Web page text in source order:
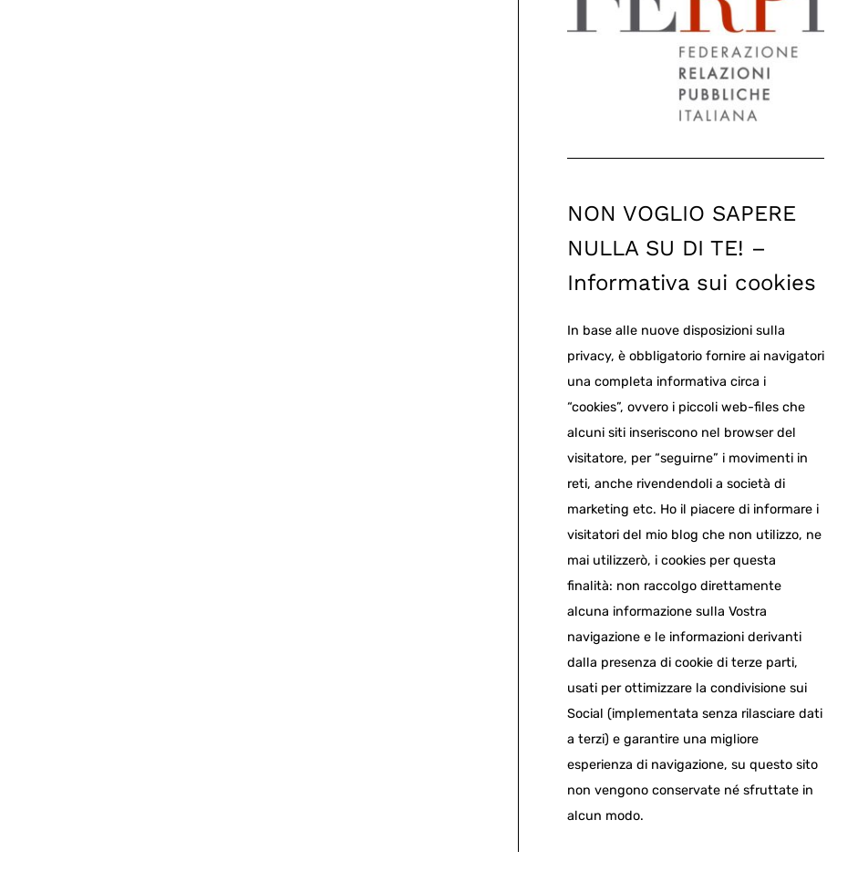
NON VOGLIO SAPERE
NULLA SU DI TE! –
Informativa sui cookies
In base alle nuove disposizioni sulla
privacy, è obbligatorio fornire ai navigatori
una completa informativa circa i
“cookies”, ovvero i piccoli web-files che
alcuni siti inseriscono nel browser del
visitatore, per “seguirne” i movimenti in
reti, anche rivendendoli a società di
marketing etc. Ho il piacere di informare i
visitatori del mio blog che non utilizzo, ne
mai utilizzerò, i cookies per questa
finalità: non raccolgo direttamente
alcuna informazione sulla Vostra
navigazione e le informazioni derivanti
dalla presenza di cookie di terze parti,
usati per ottimizzare la condivisione sui
Social (implementata senza rilasciare dati
a terzi) e garantire una migliore
esperienza di navigazione, su questo sito
non vengono conservate né sfruttate in
alcun modo.